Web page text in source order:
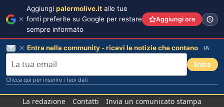
La redazione Contatti
Invia un comunicato stampa
Aggiungi palermolive.it alle tue
fonti preferite su Google per restare
sempre informato
Aggiungi ora
Entra nella community - ricevi le notizie che contano IA
Entra
Clicca qui per inserire i tuoi dati